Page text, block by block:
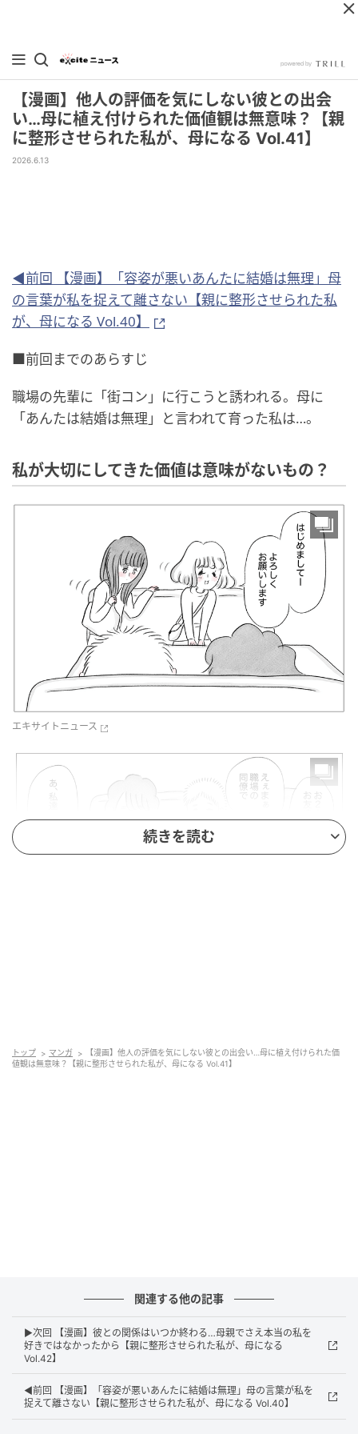
【漫画】他人の評価を気にしない彼との出会
い…母に植え付けられた価値観は無意味？【親
に整形させられた私が、母になる Vol.41】
2026.6.13
◀前回 【漫画】「容姿が悪いあんたに結婚は無理」母
の言葉が私を捉えて離さない【親に整形させられた私
が、母になる Vol.40】
■前回までのあらすじ
職場の先輩に「街コン」に行こうと誘われる。母に
「あんたは結婚は無理」と言われて育った私は…。
私が大切にしてきた価値は意味がないもの？
エキサイトニュース
続きを読む
トップ マンガ
【漫画】他人の評価を気にしない彼との出会い…母に植え付けられた価
値観は無意味？【親に整形させられた私が、母になる Vol.41】
関連する他の記事
▶次回 【漫画】彼との関係はいつか終わる…母親でさえ本当の私を
好きではなかったから【親に整形させられた私が、母になる
Vol.42】
◀前回 【漫画】「容姿が悪いあんたに結婚は無理」母の言葉が私を
捉えて離さない【親に整形させられた私が、母になる Vol.40】